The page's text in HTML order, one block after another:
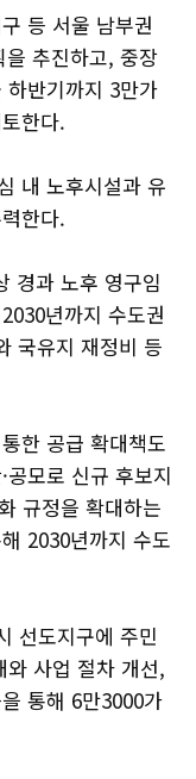
등 서울 남부권
추진하고, 중장
반기까지 3만가
한다.
내 노후시설과 유
한다.
경과 노후 영구임
년까지 수도권
국유지 재정비 등
한 공급 확대책도
모로 신규 후보지
규정을 확대하는
2030년까지 수도
선도지구에 주민
사업 절차 개선,
통해 6만3000가